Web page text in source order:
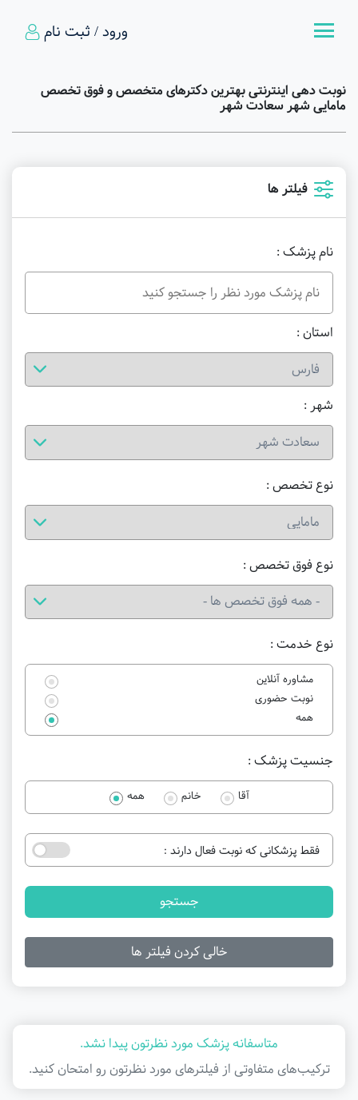
ورود / ثبت نام
نوبت دهی اینترنتی بهترین دکترهای متخصص و فوق تخصص
مامایی شهر سعادت شهر
فیلتر ها
نام پزشک :
استان :
شهر :
نوع خدمت :
مشاوره آنلاین
نوبت حضوری
همه
نوع تخصص :
نوع فوق تخصص :
جنسیت پزشک :
آقا خانم همه
فقط پزشکانی که نوبت فعال دارند :
جستجو
خالی کردن فیلتر ها
متاسفانه پزشک مورد نظرتون پیدا نشد.
ترکیب‌های متفاوتی از فیلتر‌های مورد نظرتون رو امتحان کنید.